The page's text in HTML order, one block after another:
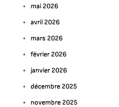
mai 2026
avril 2026
mars 2026
février 2026
janvier 2026
décembre 2025
novembre 2025